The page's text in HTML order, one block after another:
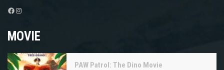
Facebook
Instagram
MOVIE
PAW Patrol: The Dino Movie